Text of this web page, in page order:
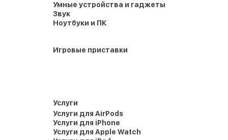
Умные устройства и гаджеты
Звук
Ноутбуки и ПК
Игровые приставки
Услуги
Услуги для AirPods
Услуги для iPhone
Услуги для Apple Watch